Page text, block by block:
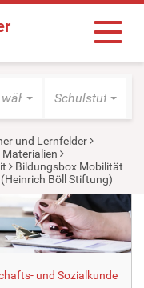
Schulstufe
und Lernfelder
Bildungsbox Mobilität
Böll Stiftung)
und Sozialkunde